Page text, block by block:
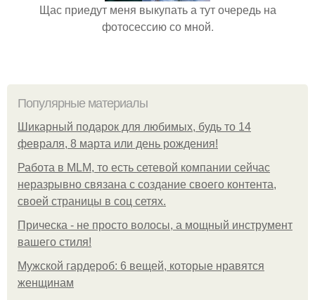
Щас приедут меня выкупать а тут очередь на
фотосессию со мной.
Популярные материалы
Шикарный подарок для любимых, будь то 14
февраля, 8 марта или день рождения!
Работа в MLM, то есть сетевой компании сейчас
неразрывно связана с создание своего контента,
своей страницы в соц сетях.
Прическа - не просто волосы, а мощный инструмент
вашего стиля!
Мужской гардероб: 6 вещей, которые нравятся
женщинам